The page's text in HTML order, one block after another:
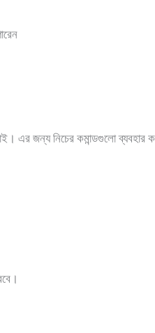
এর জন্য নিচের কমান্ডগুলো ব্যবহার